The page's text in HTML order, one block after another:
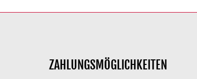
ZAHLUNGSMÖGLICHKEITEN